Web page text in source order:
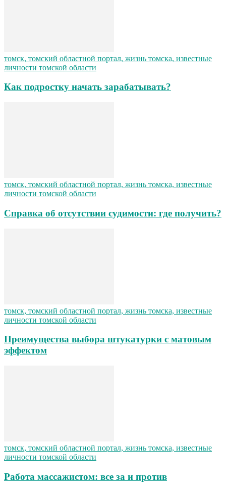
томск, томский областной портал, жизнь томска, известные
личности томской области
Как подростку начать зарабатывать?
томск, томский областной портал, жизнь томска, известные
личности томской области
Справка об отсутствии судимости: где получить?
томск, томский областной портал, жизнь томска, известные
личности томской области
Преимущества выбора штукатурки с матовым
эффектом
томск, томский областной портал, жизнь томска, известные
личности томской области
Работа массажистом: все за и против